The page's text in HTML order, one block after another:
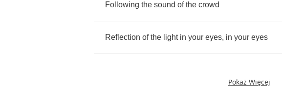
Following the sound of the crowd
Reflection of the light in your eyes, in your eyes
Pokaż Więcej